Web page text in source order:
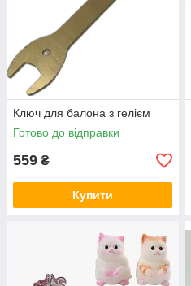
Ключ для балона з гелієм
Готово до відправки
559 ₴
Купити